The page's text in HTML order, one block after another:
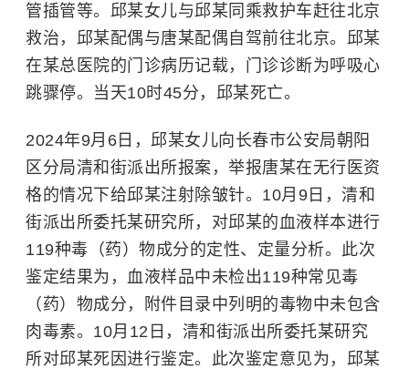
管插管等。邱某女儿与邱某同乘救护车赶往北京
救治，邱某配偶与唐某配偶自驾前往北京。邱某
在某总医院的门诊病历记载，门诊诊断为呼吸心
跳骤停。当天10时45分，邱某死亡。
2024年9月6日，邱某女儿向长春市公安局朝阳
区分局清和街派出所报案，举报唐某在无行医资
格的情况下给邱某注射除皱针。10月9日，清和
街派出所委托某研究所，对邱某的血液样本进行
119种毒（药）物成分的定性、定量分析。此次
鉴定结果为，血液样品中未检出119种常见毒
（药）物成分，附件目录中列明的毒物中未包含
肉毒素。10月12日，清和街派出所委托某研究
所对邱某死因进行鉴定。此次鉴定意见为，邱某